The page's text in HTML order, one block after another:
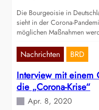
Die Bourgeoisie in
sieht in der Corona-
möglichen Maßnahmen
Nachrichten BRD
Interview mit einem
die „Corona-Krise“
Apr. 8, 2020